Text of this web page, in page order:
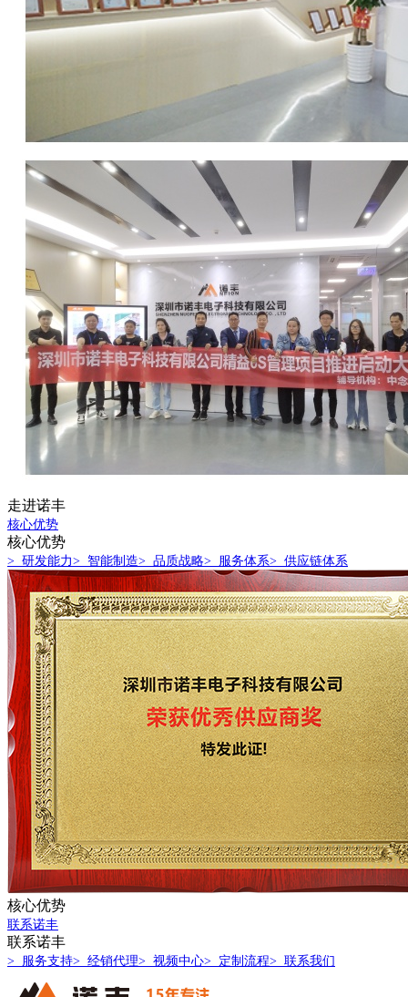
走进诺丰
核心优势
核心优势
> 研发能力> 智能制造> 品质战略> 服务体系> 供应链体系
核心优势
联系诺丰
联系诺丰
> 服务支持> 经销代理> 视频中心> 定制流程> 联系我们